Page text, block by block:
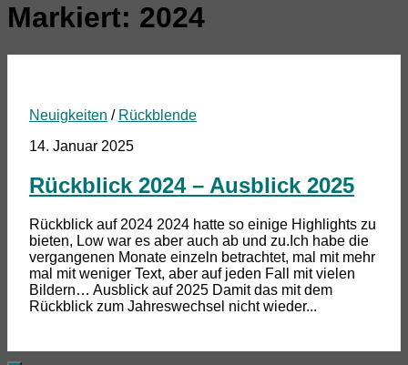
Markiert: 2024
Neuigkeiten / Rückblende
14. Januar 2025
Rückblick 2024 – Ausblick 2025
Rückblick auf 2024 2024 hatte so einige Highlights zu
bieten, Low war es aber auch ab und zu.Ich habe die
vergangenen Monate einzeln betrachtet, mal mit mehr
mal mit weniger Text, aber auf jeden Fall mit vielen
Bildern… Ausblick auf 2025 Damit das mit dem
Rückblick zum Jahreswechsel nicht wieder...